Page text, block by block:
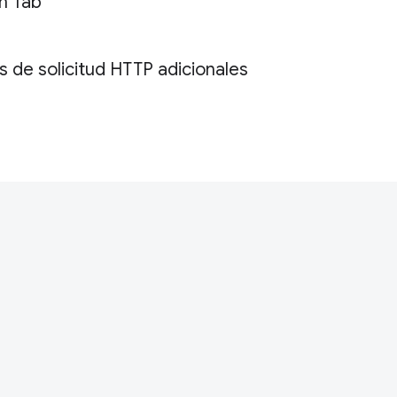
de solicitud HTTP adicionales